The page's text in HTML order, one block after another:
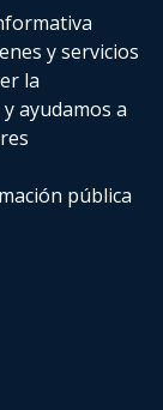
y servicios
la
y ayudamos a
pública